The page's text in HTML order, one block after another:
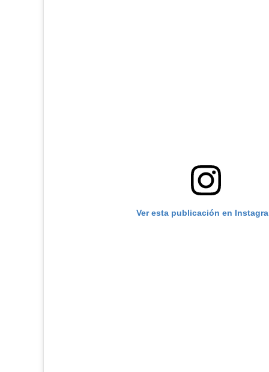
Ver esta publicación en